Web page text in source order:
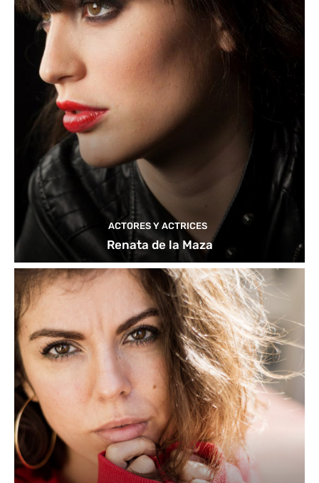
ACTORES Y ACTRICES
Renata de la Maza